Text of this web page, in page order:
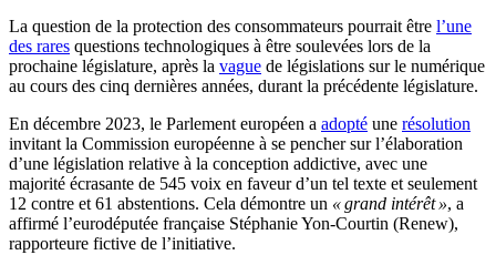
La question de la protection des consommateurs pourrait être l’une
des rares questions technologiques à être soulevées lors de la
prochaine législature, après la vague de législations sur le numérique
au cours des cinq dernières années, durant la précédente législature.
En décembre 2023, le Parlement européen a adopté une résolution
invitant la Commission européenne à se pencher sur l’élaboration
d’une législation relative à la conception addictive, avec une
majorité écrasante de 545 voix en faveur d’un tel texte et seulement
12 contre et 61 abstentions. Cela démontre un «grand intérêt », a
affirmé l’eurodéputée française Stéphanie Yon-Courtin (Renew),
rapporteure fictive de l’initiative.